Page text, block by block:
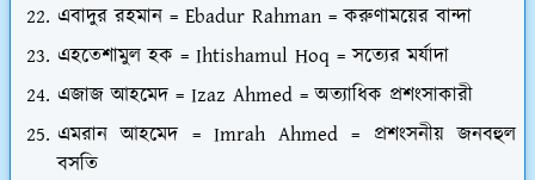
এবাদুর রহমান = Ebadur Rahman = করুণাময়ের বান্দা
এহতেশামুল হক = Ihtishamul Hoq = সত্যের মর্যাদা
এজাজ আহমেদ = Izaz Ahmed = অত্যাধিক প্রশংসাকারী
এমরান আহমেদ = Imrah Ahmed = প্রশংসনীয় জনবহুল
বসতি